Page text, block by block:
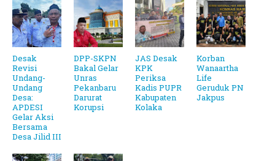
Desak
Revisi
Undang-
Undang
Desa:
APDESI
Gelar Aksi
Bersama
Desa Jilid III
DPP-SKPN
Bakal Gelar
Unras
Pekanbaru
Darurat
Korupsi
JAS Desak
KPK
Periksa
Kadis PUPR
Kabupaten
Kolaka
Korban
Wanaartha
Life
Geruduk PN
Jakpus